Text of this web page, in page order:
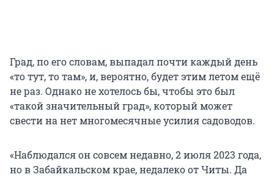
Град, по его словам, выпадал почти каждый день
«то тут, то там», и, вероятно, будет этим летом ещё
не раз. Однако не хотелось бы, чтобы это был
«такой значительный град», который может
свести на нет многомесячные усилия садоводов.
«Наблюдался он совсем недавно, 2 июля 2023 года,
но в Забайкальском крае, недалеко от Читы. Да